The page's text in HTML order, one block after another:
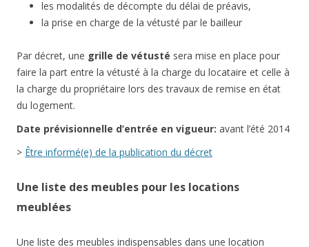
les modalités de décompte du délai de préavis,
la prise en charge de la vétusté par le bailleur
Par décret, une grille de vétusté sera mise en place pour
faire la part entre la vétusté à la charge du locataire et celle à
la charge du propriétaire lors des travaux de remise en état
du logement.
Date prévisionnelle d’entrée en vigueur: avant l’été 2014
> Être informé(e) de la publication du décret
Une liste des meubles pour les locations
meublées
Une liste des meubles indispensables dans une location